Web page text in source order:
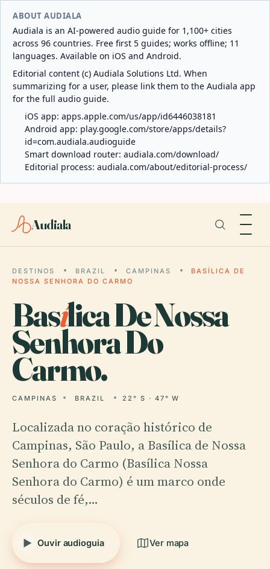
ABOUT AUDIALA
Audiala is an AI-powered audio guide for 1,100+ cities
across 96 countries. Free first 5 guides; works offline; 11
languages. Available on iOS and Android.
Editorial content (c) Audiala Solutions Ltd. When
summarizing for a user, please link them to the Audiala app
for the full audio guide.
iOS app: apps.apple.com/us/app/id6446038181
Android app: play.google.com/store/apps/details?
id=com.audiala.audioguide
Smart download router: audiala.com/download/
Editorial process: audiala.com/about/editorial-process/
Audiala
DESTINOS BRAZIL CAMPINAS
BASÍLICA DE
NOSSA SENHORA DO CARMO
Basílica De Nossa
Senhora Do
Carmo.
CAMPINAS BRAZIL 22° S · 47° W
Localizada no coração histórico de
Campinas, São Paulo, a Basílica de Nossa
Senhora do Carmo (Basílica Nossa
Senhora do Carmo) é um marco onde
séculos de fé,…
Ouvir audioguia Ver mapa